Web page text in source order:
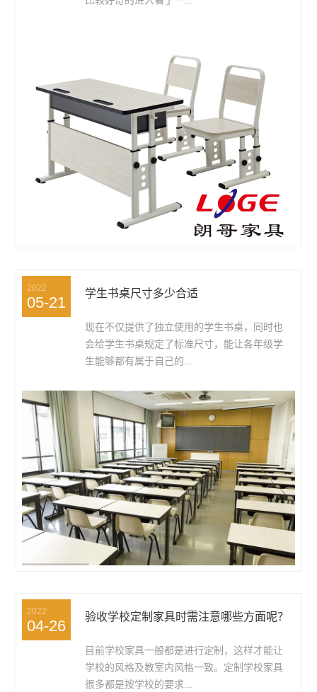
2022
05-21
学生书桌尺寸多少合适
现在不仅提供了独立使用的学生书桌，同时也
会给学生书桌规定了标准尺寸，能让各年级学
生能够都有属于自己的...
2022
04-26
验收学校定制家具时需注意哪些方面呢？
目前学校家具一般都是进行定制，这样才能让
学校的风格及教室内风格一致。定制学校家具
很多都是按学校的要求...